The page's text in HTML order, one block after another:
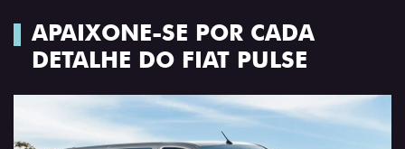
APAIXONE-SE POR CADA
DETALHE DO FIAT PULSE